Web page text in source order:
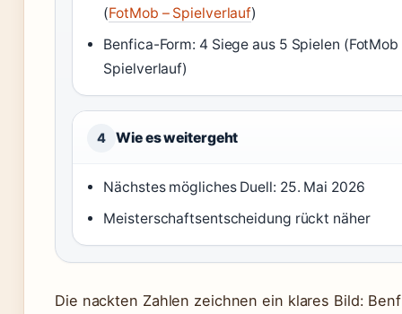
(FotMob – Spielverlauf)
Benfica-Form: 4 Siege aus 5 Spielen (FotMob
Spielverlauf)
4 Wie es weitergeht
Nächstes mögliches Duell: 25. Mai 2026
Meisterschaftsentscheidung rückt näher
Die nackten Zahlen zeichnen ein klares Bild: